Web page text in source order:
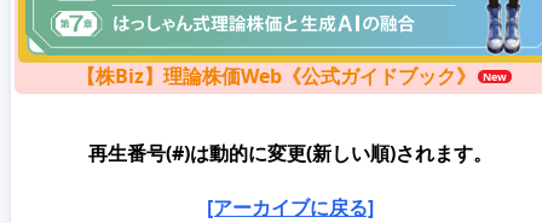
【株Biz】理論株価Web《公式ガイドブック》
再生番号(#)は動的に変更(新しい順)されます。
[アーカイブに戻る]